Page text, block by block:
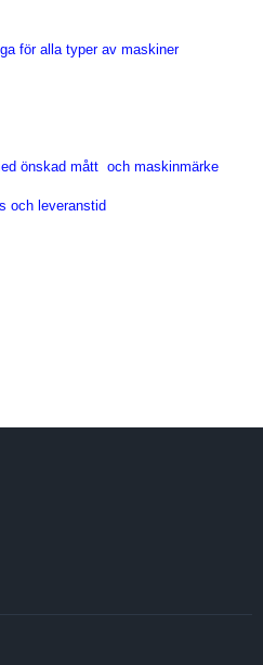
för alla typer av maskiner
önskad mått och maskinmärke
och leveranstid